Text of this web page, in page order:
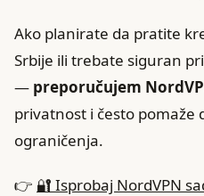
Ako planirate da pratite
Srbije ili trebate siguran
— preporučujem
privatnost i često pomaže
ograničenja.
👉 🔐 Isprobaj NordVPN